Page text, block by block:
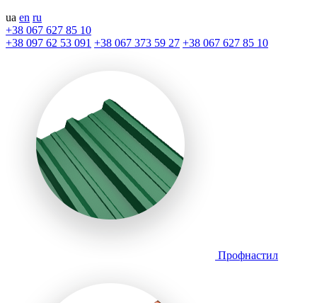
ua en ru
+38 067 627 85 10
+38 097 62 53 091 +38 067 373 59 27 +38 067 627 85 10
Профнастил